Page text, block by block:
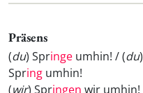
Präsens
(du) Springe umhin! / (du)
Spring umhin!
(wir) Springen wir umhin!